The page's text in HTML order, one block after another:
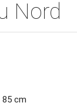
Nord
85 cm